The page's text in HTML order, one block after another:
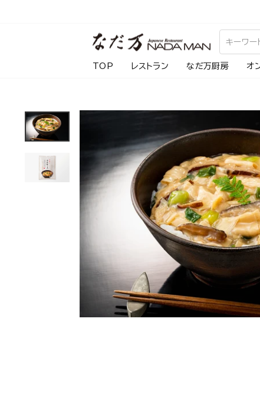
TOP レストラン なだ万厨房 オ